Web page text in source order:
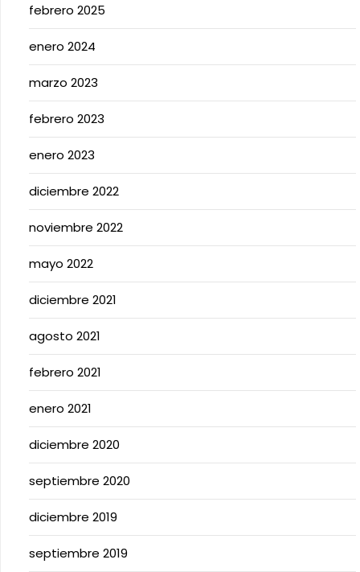
febrero 2025
enero 2024
marzo 2023
febrero 2023
enero 2023
diciembre 2022
noviembre 2022
mayo 2022
diciembre 2021
agosto 2021
febrero 2021
enero 2021
diciembre 2020
septiembre 2020
diciembre 2019
septiembre 2019